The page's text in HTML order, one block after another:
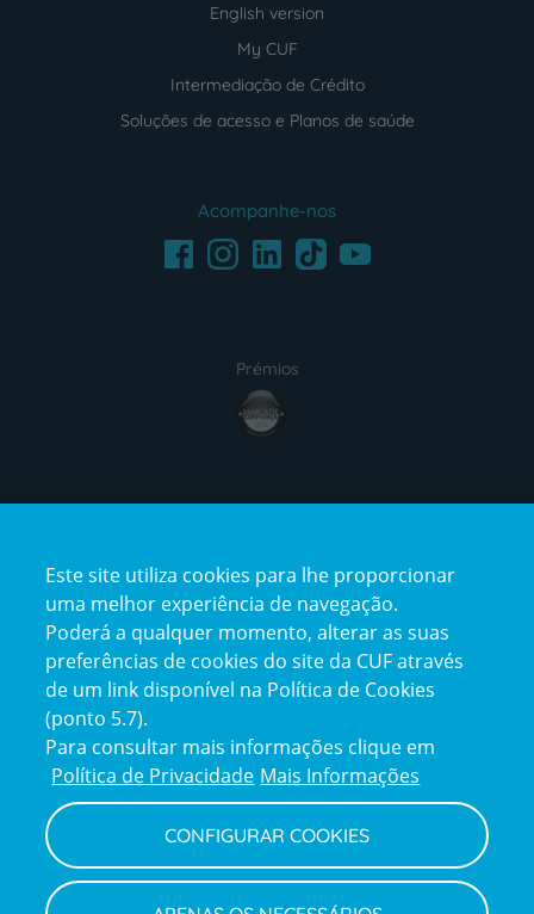
English version
My CUF
Intermediação de Crédito
Soluções de acesso e Planos de saúde
Acompanhe-nos
FacebookInstagramLinkedInTikTokYoutube
Prémios
award4
certification2certification3
Reclamações
e
elogios
Política de Privacidade e Cookies
Este site utiliza cookies para lhe proporcionar
uma melhor experiência de navegação.
Poderá a qualquer momento, alterar as suas
preferências de cookies do site da CUF através
de um link disponível na Política de Cookies
(ponto 5.7).
Para consultar mais informações clique em
Política de Privacidade Mais Informações
CONFIGURAR COOKIES